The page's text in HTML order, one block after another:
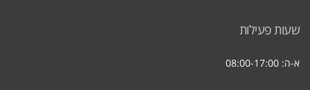
שעות פעילות
א-ה: 08:00-17:00